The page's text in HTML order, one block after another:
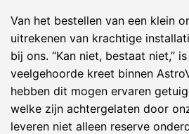
Van het bestellen van een klein
uitrekenen van krachtige
bij ons. “Kan niet, bestaat niet,”
veelgehoorde kreet binnen
hebben dit mogen ervaren
welke zijn achtergelaten door
leveren niet alleen reserve